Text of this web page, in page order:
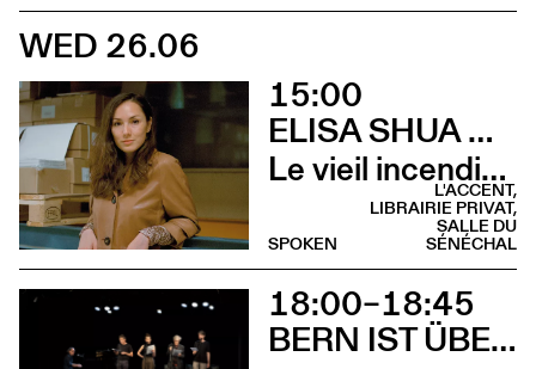
WED 26.06
15:00
ELISA SHUA DUSAPIN
Le vieil incendie (Lecture musicale - Salle du Sénéchal)
L'ACCENT,
LIBRAIRIE PRIVAT,
SALLE DU
SÉNÉCHAL
SPOKEN
18:00–18:45
BERN IST ÜBERALL